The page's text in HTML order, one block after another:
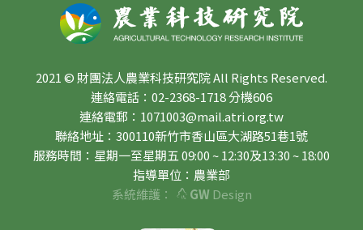
2021 © 財團法人農業科技研究院 All Rights Reserved.
連絡電話：02-2368-1718 分機606
連絡電郵：1071003@mail.atri.org.tw
聯絡地址：300110新竹市香山區大湖路51巷1號
服務時間：星期一至星期五 09:00 ~ 12:30及13:30 ~ 18:00
指導單位：農業部
系統維護：
GWDesign